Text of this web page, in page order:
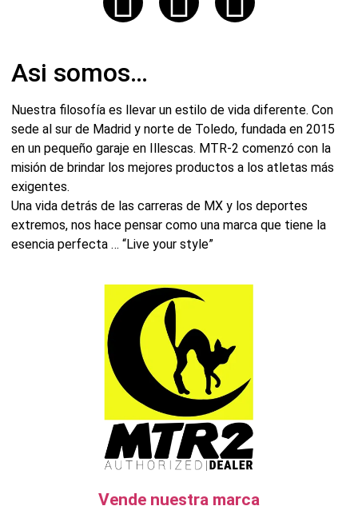
Asi somos…
Nuestra filosofía es llevar un estilo de vida diferente. Con
sede al sur de Madrid y norte de Toledo, fundada en 2015
en un pequeño garaje en Illescas. MTR-2 comenzó con la
misión de brindar los mejores productos a los atletas más
exigentes.
Una vida detrás de las carreras de MX y los deportes
extremos, nos hace pensar como una marca que tiene la
esencia perfecta … “Live your style”
Vende nuestra marca